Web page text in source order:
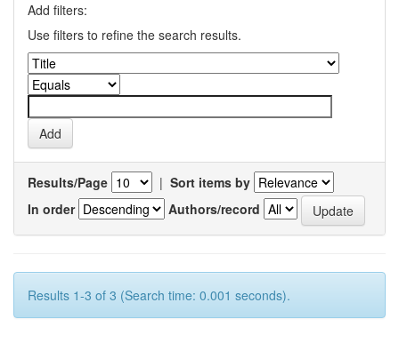
Add filters:
Use filters to refine the search results.
Results/Page | Sort items by
In order
Authors/record
Results 1-3 of 3 (Search time: 0.001 seconds).